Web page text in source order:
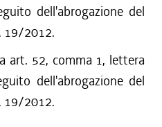
dell'abrogazione del
19/2012.
art. 52, comma 1, lettera
dell'abrogazione del
19/2012.